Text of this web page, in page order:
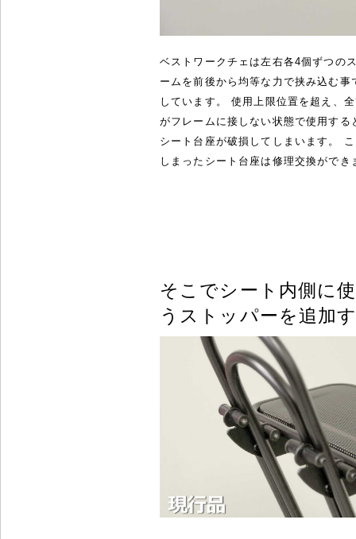
ベストワークチェは左右各4個ずつの
ームを前後から均等な力で挟み込む事
しています。 使用上限位置を超え、
がフレームに接しない状態で使用する
シート台座が破損してしまいます。
しまったシート台座は修理交換ができ
そこでシート内側に
うストッパーを追加